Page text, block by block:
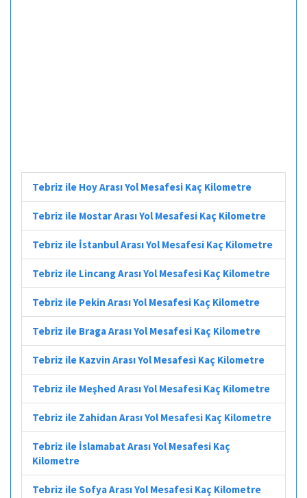
Tebriz ile Hoy Arası Yol Mesafesi Kaç Kilometre
Tebriz ile Mostar Arası Yol Mesafesi Kaç Kilometre
Tebriz ile İstanbul Arası Yol Mesafesi Kaç Kilometre
Tebriz ile Lincang Arası Yol Mesafesi Kaç Kilometre
Tebriz ile Pekin Arası Yol Mesafesi Kaç Kilometre
Tebriz ile Braga Arası Yol Mesafesi Kaç Kilometre
Tebriz ile Kazvin Arası Yol Mesafesi Kaç Kilometre
Tebriz ile Meşhed Arası Yol Mesafesi Kaç Kilometre
Tebriz ile Zahidan Arası Yol Mesafesi Kaç Kilometre
Tebriz ile İslamabat Arası Yol Mesafesi Kaç
Kilometre
Tebriz ile Sofya Arası Yol Mesafesi Kaç Kilometre